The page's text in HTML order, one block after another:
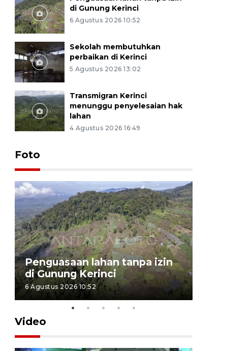
di Gunung Kerinci
6 Agustus 2026 10:52
Sekolah membutuhkan
perbaikan di Kerinci
5 Agustus 2026 13:02
Transmigran Kerinci
menunggu penyelesaian hak
lahan
4 Agustus 2026 16:49
Foto
Penguasaan lahan tanpa izin
di Gunung Kerinci
6 Agustus 2026 10:52
Video